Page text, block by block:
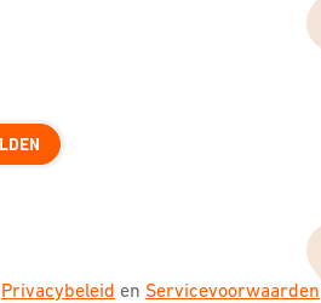
Privacybeleid en Servicevoorwaarden